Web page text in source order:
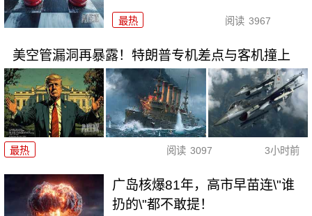
最热 阅读 3967
美空管漏洞再暴露！特朗普专机差点与客机撞上
最热 阅读 3097 3小时前
广岛核爆81年，高市早苗连\"谁
扔的\"都不敢提！